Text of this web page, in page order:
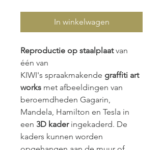
In winkelwagen
Reproductie op staalplaatvan
één van
KIWI's spraakmakende graffiti art
works met afbeeldingen van
beroemdheden Gagarin,
Mandela, Hamilton en Tesla in
een 3D kader ingekaderd. De
kaders kunnen worden